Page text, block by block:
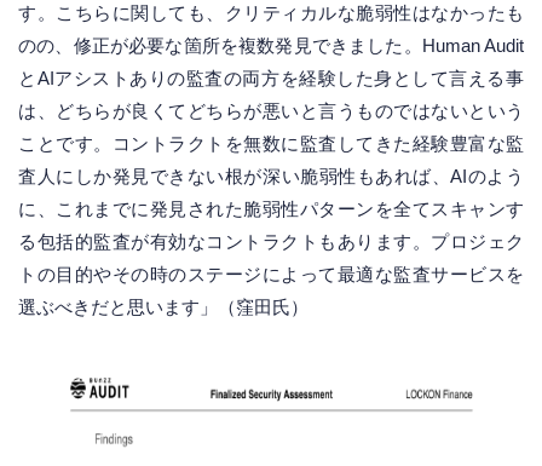
す。こちらに関しても、クリティカルな脆弱性はなかったも
のの、修正が必要な箇所を複数発見できました。Human Audit
とAIアシストありの監査の両方を経験した身として言える事
は、どちらが良くてどちらが悪いと言うものではないという
ことです。コントラクトを無数に監査してきた経験豊富な監
査人にしか発見できない根が深い脆弱性もあれば、AIのよう
に、これまでに発見された脆弱性パターンを全てスキャンす
る包括的監査が有効なコントラクトもあります。プロジェク
トの目的やその時のステージによって最適な監査サービスを
選ぶべきだと思います」（窪田氏）